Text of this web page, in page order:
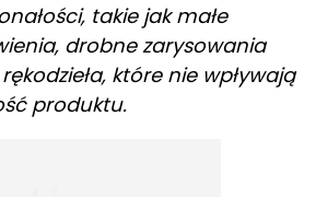
takie jak małe
drobne zarysowania
które nie wpływają
produktu.